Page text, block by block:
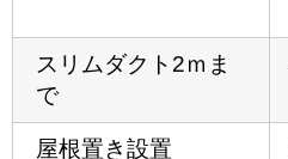
スリムダクト2ｍま
で
屋根置き設置